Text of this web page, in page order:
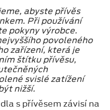
abyste přívěs
Při používání
pokyny výrobce.
povoleného
zařízení, která je
štítku přívěsu,
svislé zatížení
nižší.
s přívěsem závisí na